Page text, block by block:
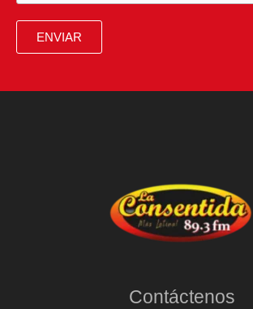
ENVIAR
Contáctenos